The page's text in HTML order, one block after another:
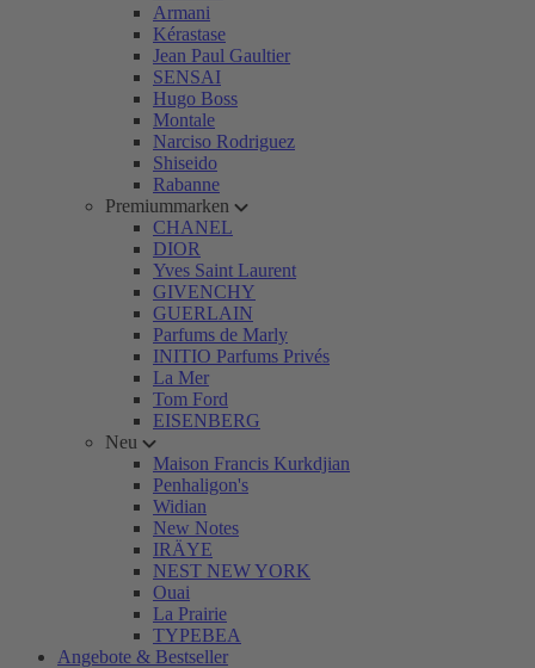
Armani
Kérastase
Jean Paul Gaultier
SENSAI
Hugo Boss
Montale
Narciso Rodriguez
Shiseido
Rabanne
Premiummarken
CHANEL
DIOR
Yves Saint Laurent
GIVENCHY
GUERLAIN
Parfums de Marly
INITIO Parfums Privés
La Mer
Tom Ford
EISENBERG
Neu
Maison Francis Kurkdjian
Penhaligon's
Widian
New Notes
IRÄYE
NEST NEW YORK
Ouai
La Prairie
TYPEBEA
Angebote & Bestseller